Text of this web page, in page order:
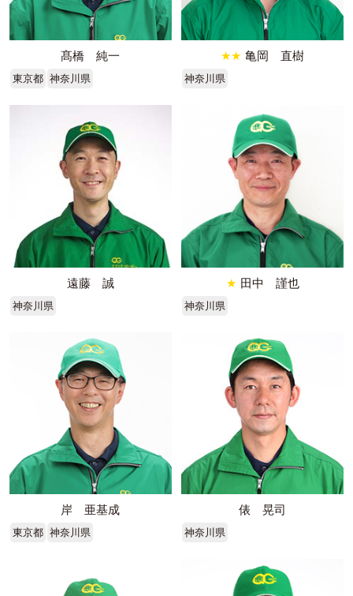
髙橋 純一
東京都 神奈川県
★★ 亀岡 直樹
神奈川県
遠藤 誠
神奈川県
★ 田中 謹也
神奈川県
岸 亜基成
東京都 神奈川県
俵 晃司
神奈川県